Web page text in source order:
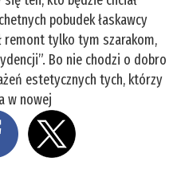
pobudek łaskawcy
remont tylko tym szarakom,
Bo nie chodzi o dobro
estetycznych tych, którzy
w nowej